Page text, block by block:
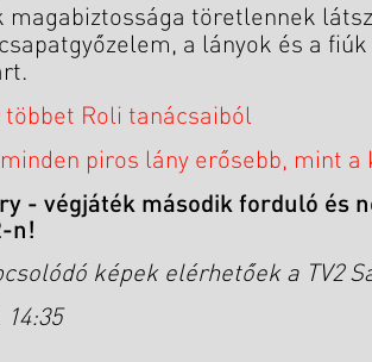
magabiztossága töretlennek
a lányok és a
többet Roli tanácsaiból
piros lány erősebb, mint a
- végjáték második forduló és
n!
képek elérhetőek a TV2
14:35